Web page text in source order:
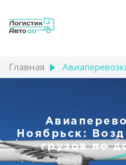
Главная
Ноябрьск:
грузов по